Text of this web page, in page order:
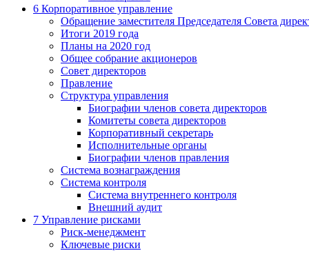
6 Корпоративное управление
Обращение заместителя Председателя Совета
Итоги 2019 года
Планы на 2020 год
Общее собрание акционеров
Совет директоров
Правление
Структура управления
Биографии членов совета директоров
Комитеты совета директоров
Корпоративный секретарь
Исполнительные органы
Биографии членов правления
Система вознаграждения
Система контроля
Система внутреннего контроля
Внешний аудит
7 Управление рисками
Риск-менеджмент
Ключевые риски